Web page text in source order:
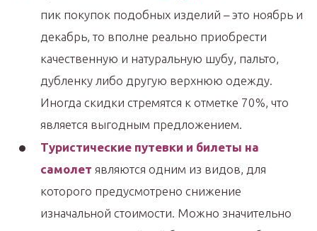
пик покупок подобных изделий – это ноябрь и
декабрь, то вполне реально приобрести
качественную и натуральную шубу, пальто,
дубленку либо другую верхнюю одежду.
Иногда скидки стремятся к отметке 70%, что
является выгодным предложением.
Туристические путевки и билеты на
самолет являются одним из видов, для
которого предусмотрено снижение
изначальной стоимости. Можно значительно